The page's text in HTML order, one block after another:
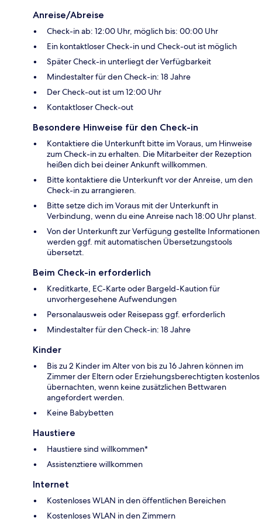
Anreise/Abreise
Check-in ab: 12:00 Uhr, möglich bis: 00:00 Uhr
Ein kontaktloser Check-in und Check-out ist möglich
Später Check-in unterliegt der Verfügbarkeit
Mindestalter für den Check-in: 18 Jahre
Der Check-out ist um 12:00 Uhr
Kontaktloser Check-out
Besondere Hinweise für den Check-in
Kontaktiere die Unterkunft bitte im Voraus, um Hinweise
zum Check-in zu erhalten. Die Mitarbeiter der Rezeption
heißen dich bei deiner Ankunft willkommen.
Bitte kontaktiere die Unterkunft vor der Anreise, um den
Check-in zu arrangieren.
Bitte setze dich im Voraus mit der Unterkunft in
Verbindung, wenn du eine Anreise nach 18:00 Uhr planst.
Von der Unterkunft zur Verfügung gestellte Informationen
werden ggf. mit automatischen Übersetzungstools
übersetzt.
Beim Check-in erforderlich
Kreditkarte, EC-Karte oder Bargeld-Kaution für
unvorhergesehene Aufwendungen
Personalausweis oder Reisepass ggf. erforderlich
Mindestalter für den Check-in: 18 Jahre
Kinder
Bis zu 2 Kinder im Alter von bis zu 16 Jahren können im
Zimmer der Eltern oder Erziehungsberechtigten kostenlos
übernachten, wenn keine zusätzlichen Bettwaren
angefordert werden.
Keine Babybetten
Haustiere
Haustiere sind willkommen*
Assistenztiere willkommen
Internet
Kostenloses WLAN in den öffentlichen Bereichen
Kostenloses WLAN in den Zimmern